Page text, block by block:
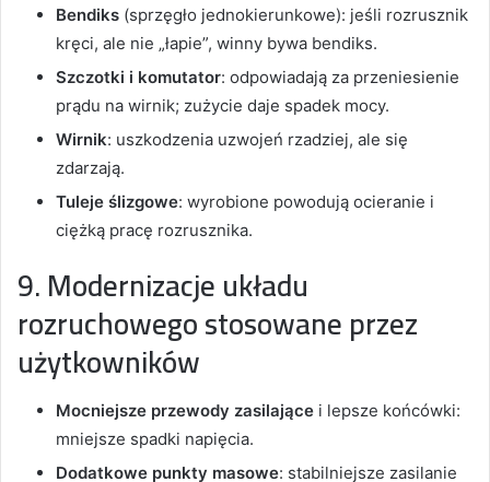
Bendiks (sprzęgło jednokierunkowe): jeśli rozrusznik
kręci, ale nie „łapie”, winny bywa bendiks.
Szczotki i komutator: odpowiadają za przeniesienie
prądu na wirnik; zużycie daje spadek mocy.
Wirnik: uszkodzenia uzwojeń rzadziej, ale się
zdarzają.
Tuleje ślizgowe: wyrobione powodują ocieranie i
ciężką pracę rozrusznika.
9. Modernizacje układu
rozruchowego stosowane przez
użytkowników
Mocniejsze przewody zasilające i lepsze końcówki:
mniejsze spadki napięcia.
Dodatkowe punkty masowe: stabilniejsze zasilanie